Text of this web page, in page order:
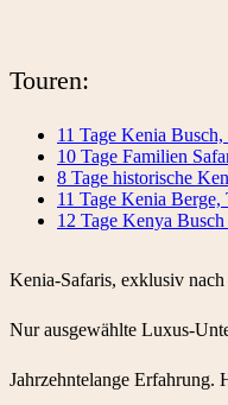
Touren:
11 Tage Kenia
10 Tage Familien
8 Tage historische
11 Tage Kenia Berge,
12 Tage Kenya
Kenia-Safaris, exklusiv
Nur ausgewählte Luxus-
Jahrzehntelange Erfahrung.